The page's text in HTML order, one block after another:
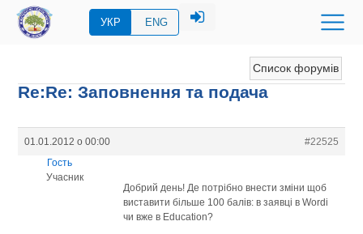
УКР ENG
Список форумів
Re:Re: Заповнення та подача
01.01.2012 о 00:00
#22525
Гость
Учасник
Добрий день! Де потрібно внести зміни щоб
виставити більше 100 балів: в заявці в Wordi
чи вже в Education?